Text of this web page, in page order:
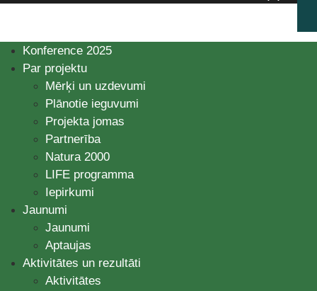
Konference 2025
Par projektu
Mērķi un uzdevumi
Plānotie ieguvumi
Projekta jomas
Partnerība
Natura 2000
LIFE programma
Iepirkumi
Jaunumi
Jaunumi
Aptaujas
Aktivitātes un rezultāti
Aktivitātes